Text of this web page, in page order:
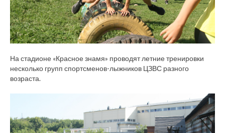
На стадионе «Красное знамя» проводят летние тренировки
несколько групп спортсменов-лыжников ЦЗВС разного
возраста.